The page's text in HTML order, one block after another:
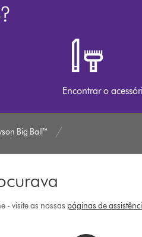
Encontrar o
Big Ball™
- visite as nossas páginas de